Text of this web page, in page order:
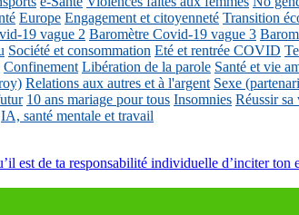
Europe Engagement et citoyenneté Transition
19 vague 2 Baromètre Covid-19 vague 3
Société et consommation Eté et rentrée COVID
Confinement Libération de la parole Santé et vie
Relations aux autres et à l'argent Sexe
10 ans mariage pour tous Insomnies Réussir sa
IA, santé mentale et travail
est de ta responsabilité individuelle d’inciter